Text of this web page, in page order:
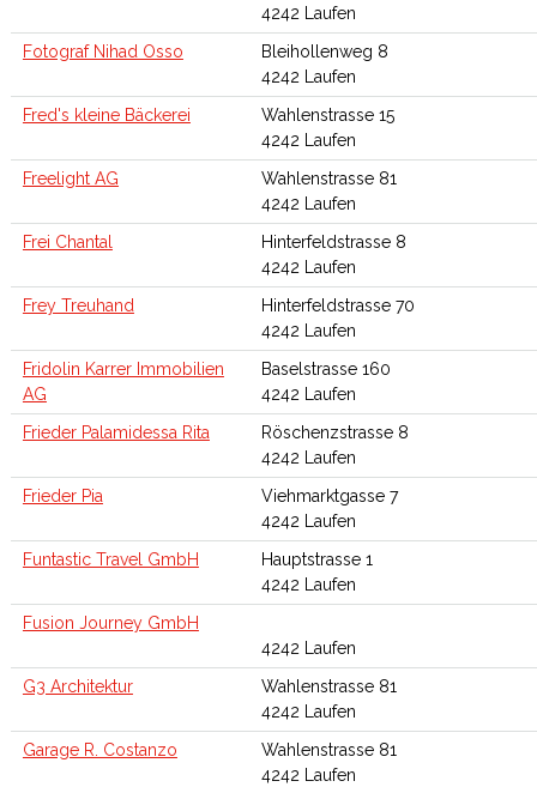
4242 Laufen
Fotograf Nihad Osso
Bleihollenweg 8
4242 Laufen
Fred's kleine Bäckerei
Wahlenstrasse 15
4242 Laufen
Freelight AG
Wahlenstrasse 81
4242 Laufen
Frei Chantal
Hinterfeldstrasse 8
4242 Laufen
Frey Treuhand
Hinterfeldstrasse 70
4242 Laufen
Fridolin Karrer Immobilien
AG
Baselstrasse 160
4242 Laufen
Frieder Palamidessa Rita
Röschenzstrasse 8
4242 Laufen
Frieder Pia
Viehmarktgasse 7
4242 Laufen
Funtastic Travel GmbH
Hauptstrasse 1
4242 Laufen
Fusion Journey GmbH
4242 Laufen
G3 Architektur
Wahlenstrasse 81
4242 Laufen
Garage R. Costanzo
Wahlenstrasse 81
4242 Laufen